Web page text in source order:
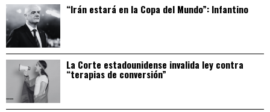
“Irán estará en la Copa del Mundo”: Infantino
La Corte estadounidense invalida ley contra
“terapias de conversión”